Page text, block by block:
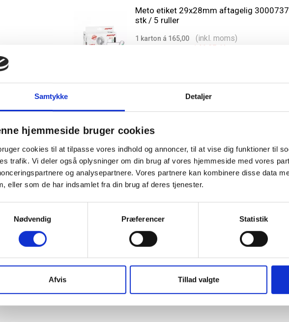
Samtykke Detaljer
hjemmeside bruger cookies
cookies til at tilpasse vores indhold og annoncer, til at vise dig funktioner til
trafik. Vi deler også oplysninger om din brug af vores hjemmeside med vores
og analysepartnere. Vores partnere kan kombinere disse data
eller som de har indsamlet fra din brug af deres tjenester.
Nødvendig
Præferencer Statistik
Afvis Tillad valgte
Meto etiket 29x28mm aftagelig
stk / 5 ruller
1 karton á 165,00 (inkl. moms)
146,25 / karton
Meto etiket 26x12mm neon orange
stk / 6 ruller
1 karton á 116,06 (inkl. moms)
Køb mere til kun: 97,31/ karton
Meto Eagle farverulle S/M sort, pakke med
(inkl. moms)
Fast lav pris